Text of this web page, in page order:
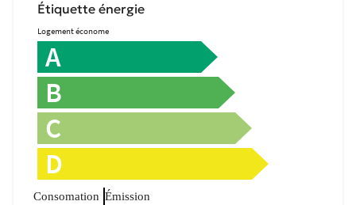
Étiquette énergie
Logement économe
A
B
C
D